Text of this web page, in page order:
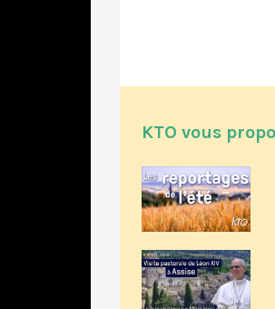
KTO vous